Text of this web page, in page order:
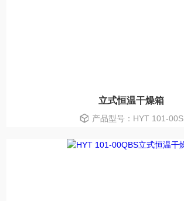
立式恒温干燥箱
产品型号：HYT 101-00S